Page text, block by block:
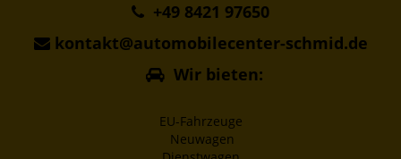
+49 8421 97650
kontakt@automobilecenter-schmid.de
Wir bieten:
EU-Fahrzeuge
Neuwagen